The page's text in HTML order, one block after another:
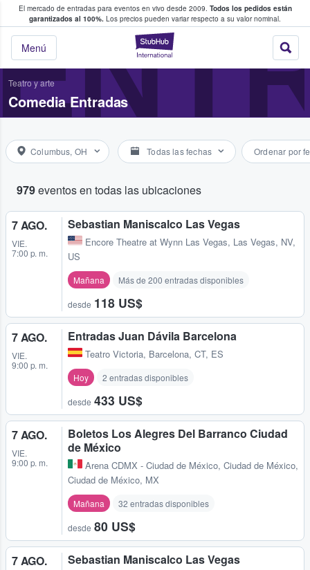
El mercado de entradas para eventos en vivo desde 2009. Todos los pedidos están
garantizados al 100%. Los precios pueden variar respecto a su valor nominal.
StubHub:
Menú
y venta de entradas entre fans
Teatro y arte
Comedia Entradas
Columbus, OH Todas las fechas Ordenar por
979eventos en todas las ubicaciones
7 AGO.
VIE.
7:00 p. m.
Sebastian Maniscalco Las Vegas
Encore Theatre at Wynn Las Vegas, Las Vegas, NV,
US
Mañana Más de 200 entradas disponibles
desde 118 US$
7 AGO.
VIE.
9:00 p. m.
Entradas Juan Dávila Barcelona
Teatro Victoria, Barcelona, CT, ES
Hoy 2 entradas disponibles
desde 433 US$
7 AGO.
VIE.
9:00 p. m.
Boletos Los Alegres Del Barranco Ciudad
de México
Arena CDMX - Ciudad de México, Ciudad de México,
Ciudad de México, MX
Mañana 32 entradas disponibles
desde 80 US$
7 AGO. Sebastian Maniscalco Las Vegas